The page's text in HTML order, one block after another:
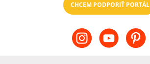
CHCEM PODPORIŤ PORTÁL